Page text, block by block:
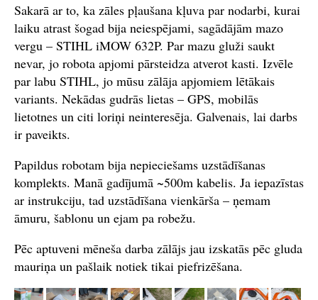
Sakarā ar to, ka zāles pļaušana kļuva par nodarbi, kurai
laiku atrast šogad bija neiespējami, sagādājām mazo
vergu – STIHL iMOW 632P. Par mazu gluži saukt
nevar, jo robota apjomi pārsteidza atverot kasti. Izvēle
par labu STIHL, jo mūsu zālāja apjomiem lētākais
variants. Nekādas gudrās lietas – GPS, mobilās
lietotnes un citi loriņi neinteresēja. Galvenais, lai darbs
ir paveikts.
Papildus robotam bija nepieciešams uzstādīšanas
komplekts. Manā gadījumā ~500m kabelis. Ja iepazīstas
ar instrukciju, tad uzstādīšana vienkārša – ņemam
āmuru, šablonu un ejam pa robežu.
Pēc aptuveni mēneša darba zālājs jau izskatās pēc gluda
mauriņa un pašlaik notiek tikai piefrizēšana.